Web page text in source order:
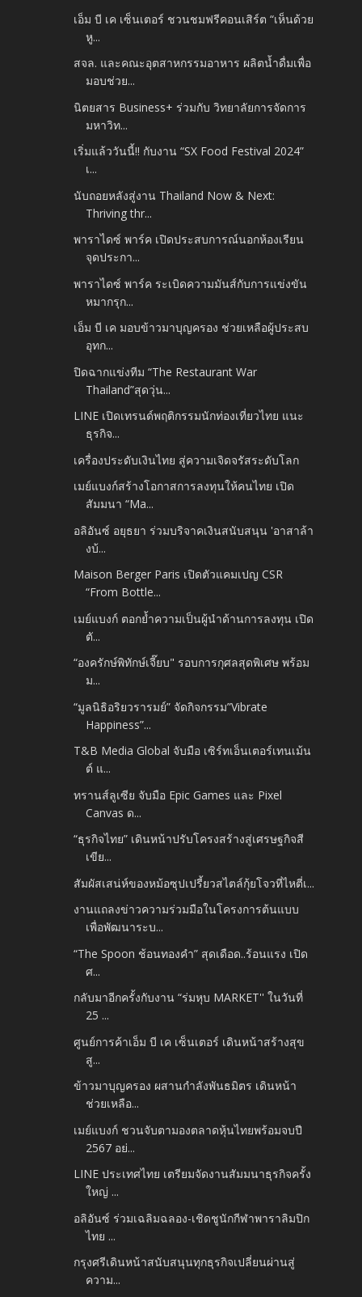
เอ็ม บี เค เซ็นเตอร์ ชวนชมฟรีคอนเสิร์ต “เห็นด้วย
หู...
สจล. และคณะอุตสาหกรรมอาหาร ผลิตน้ำดื่มเพื่อ
มอบช่วย...
นิตยสาร Business+ ร่วมกับ วิทยาลัยการจัดการ
มหาวิท...
เริ่มแล้ววันนี้!! กับงาน “SX Food Festival 2024”
เ...
นับถอยหลังสู่งาน Thailand Now & Next:
Thriving thr...
พาราไดซ์ พาร์ค เปิดประสบการณ์นอกห้องเรียน
จุดประกา...
พาราไดซ์ พาร์ค ระเบิดความมันส์กับการแข่งขัน
หมากรุก...
เอ็ม บี เค มอบข้าวมาบุญครอง ช่วยเหลือผู้ประสบ
อุทก...
ปิดฉากแข่งทีม “The Restaurant War
Thailand”สุดวุ่น...
LINE เปิดเทรนด์พฤติกรรมนักท่องเที่ยวไทย แนะ
ธุรกิจ...
เครื่องประดับเงินไทย สู่ความเจิดจรัสระดับโลก
เมย์แบงก์สร้างโอกาสการลงทุนให้คนไทย เปิด
สัมมนา “Ma...
อลิอันซ์ อยุธยา ร่วมบริจาคเงินสนับสนุน 'อาสาล้า
งบ้...
Maison Berger Paris เปิดตัวแคมเปญ CSR
“From Bottle...
เมย์แบงก์ ตอกย้ำความเป็นผู้นำด้านการลงทุน เปิด
ตั...
“องครักษ์พิทักษ์เจี๊ยบ" รอบการกุศลสุดพิเศษ พร้อม
ม...
“มูลนิธิอริยวรารมย์” จัดกิจกรรม”Vibrate
Happiness”...
T&B Media Global จับมือ เซิร์ทเอ็นเตอร์เทนเม้น
ต์ แ...
ทรานส์ลูเซีย จับมือ Epic Games และ Pixel
Canvas ด...
“ธุรกิจไทย” เดินหน้าปรับโครงสร้างสู่เศรษฐกิจสี
เขีย...
สัมผัสเสน่ห์ของหม้อซุปเปรี้ยวสไตล์กุ้ยโจวที่ไหตี่เ...
งานแถลงข่าวความร่วมมือในโครงการต้นแบบ
เพื่อพัฒนาระบ...
“The Spoon ช้อนทองคำ” สุดเดือด..ร้อนแรง เปิด
ศ...
กลับมาอีกครั้งกับงาน “ร่มหุบ MARKET'' ในวันที่
25 ...
ศูนย์การค้าเอ็ม บี เค เซ็นเตอร์ เดินหน้าสร้างสุข
สู...
ข้าวมาบุญครอง ผสานกำลังพันธมิตร เดินหน้า
ช่วยเหลือ...
เมย์แบงก์ ชวนจับตามองตลาดหุ้นไทยพร้อมจบปี
2567 อย่...
LINE ประเทศไทย เตรียมจัดงานสัมมนาธุรกิจครั้ง
ใหญ่ ...
อลิอันซ์ ร่วมเฉลิมฉลอง-เชิดชูนักกีฬาพาราลิมปิก
ไทย ...
กรุงศรีเดินหน้าสนับสนุนทุกธุรกิจเปลี่ยนผ่านสู่
ความ...